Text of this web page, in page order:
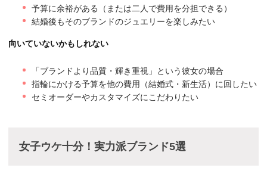
予算に余裕がある（または二人で費用を分担できる）
結婚後もそのブランドのジュエリーを楽しみたい
向いていないかもしれない
「ブランドより品質・輝き重視」という彼女の場合
指輪にかける予算を他の費用（結婚式・新生活）に回したい
セミオーダーやカスタマイズにこだわりたい
女子ウケ十分！実力派ブランド5選